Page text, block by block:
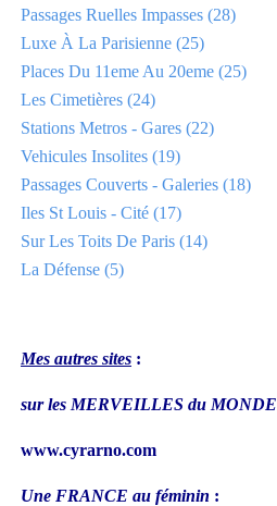
Passages Ruelles Impasses (28)
Luxe À La Parisienne (25)
Places Du 11eme Au 20eme (25)
Les Cimetières (24)
Stations Metros - Gares (22)
Vehicules Insolites (19)
Passages Couverts - Galeries (18)
Iles St Louis - Cité (17)
Sur Les Toits De Paris (14)
La Défense (5)
Mes autres sites :
sur les MERVEILLES du MONDE
www.cyrarno.com
Une FRANCE au féminin :